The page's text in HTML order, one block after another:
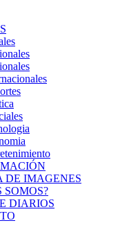
DE IMAGENES
SOMOS?
DIARIOS